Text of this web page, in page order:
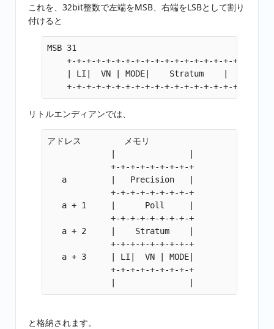
これを、32bit整数で左端をMSB、右端をLSBとして割り
付けると
MSB 31
+-+-+-+-+-+-+-+-+-+-+-+-+-+-+-+-+-+-+-+-
| LI|  VN | MODE|    Stratum    |
リトルエンディアンでは、
アドレス　　　　　メモリ
+-+-+-+-+-+-+-+-+
a         |   Precision   |
             +-+-+-+-+-+-+-+-+
   a + 1     |      Poll     |
             +-+-+-+-+-+-+-+-+
   a + 2     |    Stratum    |
             +-+-+-+-+-+-+-+-+
   a + 3     | LI|  VN | MODE|
             +-+-+-+-+-+-+-+-+
と格納されます。